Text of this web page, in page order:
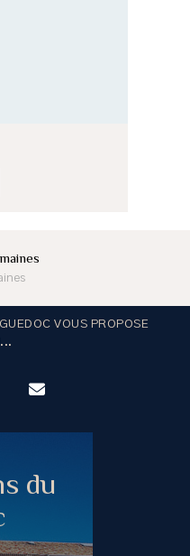
VOUS PROPOSE
du